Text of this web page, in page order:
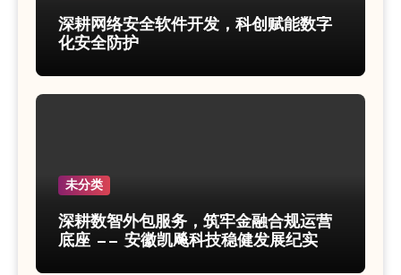
深耕网络安全软件开发，科创赋能数字
化安全防护
未分类
深耕数智外包服务，筑牢金融合规运营
底座 —— 安徽凯飚科技稳健发展纪实